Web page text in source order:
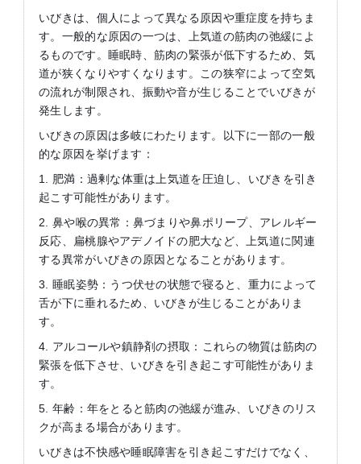
いびきは、個人によって異なる原因や重症度を持ちま
す。一般的な原因の一つは、上気道の筋肉の弛緩によ
るものです。睡眠時、筋肉の緊張が低下するため、気
道が狭くなりやすくなります。この狭窄によって空気
の流れが制限され、振動や音が生じることでいびきが
発生します。
いびきの原因は多岐にわたります。以下に一部の一般
的な原因を挙げます：
1. 肥満：過剰な体重は上気道を圧迫し、いびきを引き
起こす可能性があります。
2. 鼻や喉の異常：鼻づまりや鼻ポリープ、アレルギー
反応、扁桃腺やアデノイドの肥大など、上気道に関連
する異常がいびきの原因となることがあります。
3. 睡眠姿勢：うつ伏せの状態で寝ると、重力によって
舌が下に垂れるため、いびきが生じることがありま
す。
4. アルコールや鎮静剤の摂取：これらの物質は筋肉の
緊張を低下させ、いびきを引き起こす可能性がありま
す。
5. 年齢：年をとると筋肉の弛緩が進み、いびきのリス
クが高まる場合があります。
いびきは不快感や睡眠障害を引き起こすだけでなく、